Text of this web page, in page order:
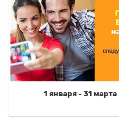
1 января - 31 марта